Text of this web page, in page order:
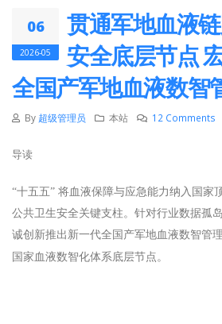
06
2026-05
贯通军地血液
安全底层节点
全国产军地血液数智
By 超级管理员 本站 12 Comments
导读
“十五五” 将血液保障与应急能力纳入国家
公共卫生安全关键支柱。针对行业数据孤
诚创新推出新一代全国产军地血液数智管
国家血液数智化体系底层节点。